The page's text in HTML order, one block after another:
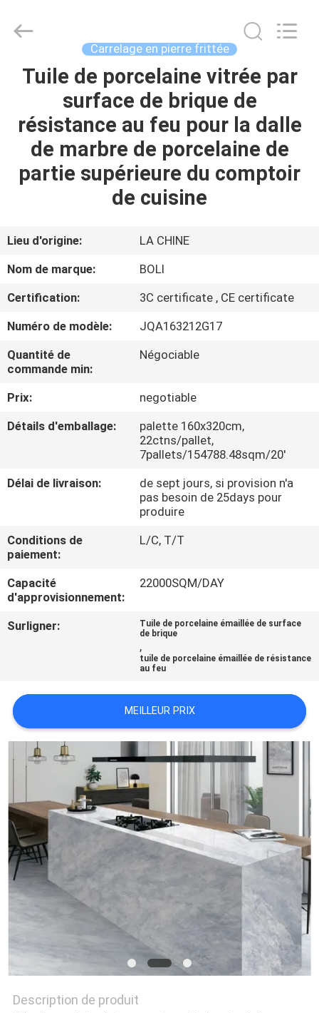
MAISON
PRODUITS
À
DE
NOUS
VISITE
DE
L'USINE
CONTRÔLE
QUALITÉ
NOUS
CONTACTER
PLAN
DU
POLITIQUE
DE
CONFIDENTIALITÉ
CERAMICS
Reserved.
Carrelage en pierre frittée
Tuile de porcelaine vitrée par
surface de brique de
résistance au feu pour la dalle
de marbre de porcelaine de
partie supérieure du comptoir
de cuisine
Lieu d'origine:
LA CHINE
Nom de marque:
BOLI
Certification:
3C certificate , CE certificate
Numéro de modèle:
JQA163212G17
Quantité de
commande min:
Négociable
Prix:
negotiable
Détails d'emballage:
palette 160x320cm,
22ctns/pallet,
7pallets/154788.48sqm/20'
Délai de livraison:
de sept jours, si provision n'a
pas besoin de 25days pour
produire
Conditions de
paiement:
L/C, T/T
Capacité
d'approvisionnement:
22000SQM/DAY
Surligner:
Tuile de porcelaine émaillée de surface
de brique
,
tuile de porcelaine émaillée de résistance
au feu
MEILLEUR PRIX
Description de produit